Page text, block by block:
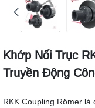
Khớp Nối Trục
Truyền Động
RKK Coupling Römer